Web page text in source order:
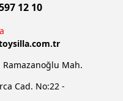
12 10
Ramazanoğlu Mah.
Cad. No:22 -